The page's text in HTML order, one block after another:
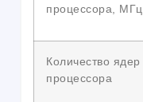
процессора, МГц
Количество ядер
процессора